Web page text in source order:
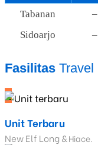
Tabanan –
Sidoarjo
–
Fasilitas Travel
_
Unit Terbaru
New Elf Long &Hiace.